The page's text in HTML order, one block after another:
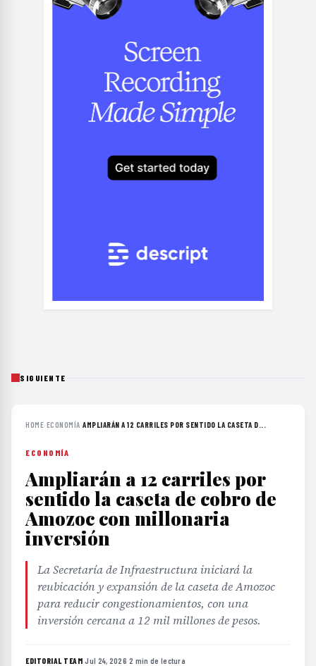
SIGUIENTE
HOME›ECONOMÍA›AMPLIARÁN A 12 CARRILES POR SENTIDO LA CASETA D...
ECONOMÍA
Ampliarán a 12 carriles por
sentido la caseta de cobro de
Amozoc con millonaria
inversión
La Secretaría de Infraestructura iniciará la
reubicación y expansión de la caseta de Amozoc
para reducir congestionamientos, con una
inversión cercana a 12 mil millones de pesos.
EDITORIAL TEAM·Jul 24, 2026·2 min de lectura·